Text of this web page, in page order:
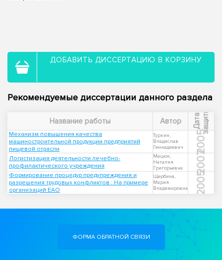
ДОБАВИТЬ ДИССЕРТАЦИЮ В КОРЗИНУ
Рекомендуемые диссертации данного раздела
Название работы Автор Д
а
т
а
з
а
щ
и
т ы
Механизм повышения качества
машиностроительной продукции предприятий
пищевой отрасли
Туркин,
Владислав
Геннадиевич
2005
Логистизация деятельности лечебно-
профилактического учреждения
Мацюк,
Наталия
Григорьевна
2007
Формирование процедур предупреждения и
разрешения трудовых конфликтов : На примере
организаций ЕАО
Щербина,
Мария
Владимировна
2005
ФОРМА ОБРАТНОЙ СВЯЗИ